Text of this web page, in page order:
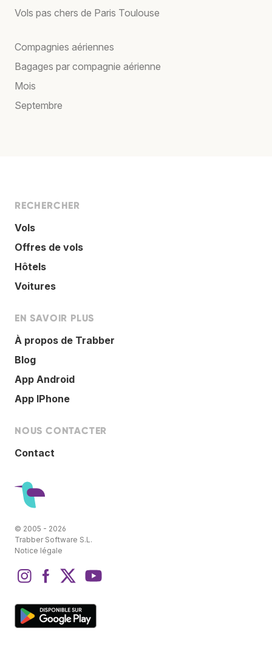
Vols pas chers de Paris Toulouse
Compagnies aériennes
Bagages par compagnie aérienne
Mois
Septembre
RECHERCHER
Vols
Offres de vols
Hôtels
Voitures
EN SAVOIR PLUS
À propos de Trabber
Blog
App Android
App IPhone
NOUS CONTACTER
Contact
© 2005 - 2026
Trabber Software S.L.
Notice légale